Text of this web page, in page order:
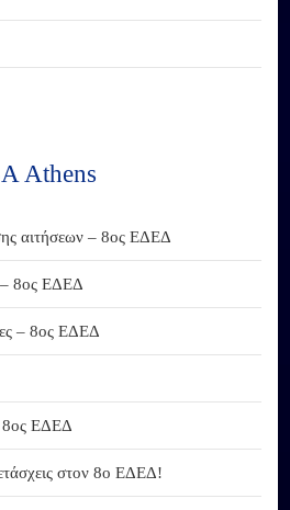
Athens
αιτήσεων – 8ος ΕΔΕΔ
– 8ος ΕΔΕΔ
– 8ος ΕΔΕΔ
8ος ΕΔΕΔ
στον 8ο ΕΔΕΔ!